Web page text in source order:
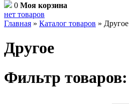
0 Моя корзина
нет товаров
Главная » Каталог товаров » Другое
Другое
Фильтр товаров: